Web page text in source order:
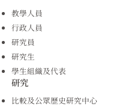
教學人員
行政人員
研究員
研究生
學生組織及代表
研究
比較及公眾歷史研究中心